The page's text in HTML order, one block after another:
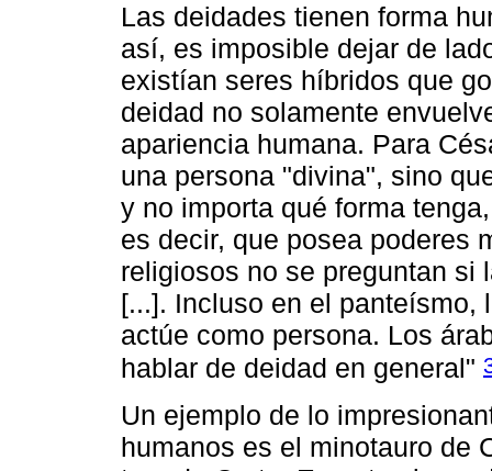
Las deidades tienen forma
así, es imposible dejar de
existían seres híbridos que
deidad no solamente
apariencia humana. Para
una persona "divina", sino
y no importa qué forma
es decir, que posea poderes
religiosos no se preguntan si
[...]. Incluso en el panteísmo,
actúe como persona. Los
hablar de deidad en general"
Un ejemplo de lo
humanos es el minotauro de